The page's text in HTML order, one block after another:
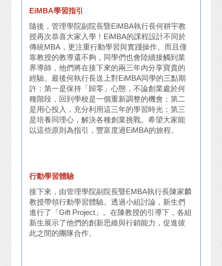
EiMBA學習指引
隨後，管理學院副院長暨EiMBA執行長何耕宇教
授再次恭喜大家入學！EiMBA的課程設計不同於
傳統MBA，更注重行動學習與實踐操作。而且僅
靠教授的教導還不夠，同學們也會陸續接觸到業
界導師，他們將在接下來的兩三年內分享寶貴的
經驗。最後何執行長送上對EiMBA同學的三點期
許：第一是保持「歸零」心態，不論創業處於何
種階段，回到學校是一個重新調整的機會；第二
是用心投入，充分利用這三年的學習時光；第三
是培養同理心，解決各種創業挑戰。希望大家能
以這些原則為指引，豐富度過EiMBA的旅程。
行動學習體驗
接下來，由管理學院副院長暨EMBA執行長陳家麟
教授帶領行動學習體驗。透過小組討論，新生們
進行了「Gift Project」。在陳教授的引導下，各組
新生展示了他們的創新思維與行銷能力，促進彼
此之間的團隊合作。